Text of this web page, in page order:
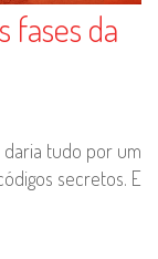
fases da
daria tudo por um
secretos. E